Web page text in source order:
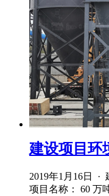
建设项目环
2019年1月16日 ·
项目名称： 60 万